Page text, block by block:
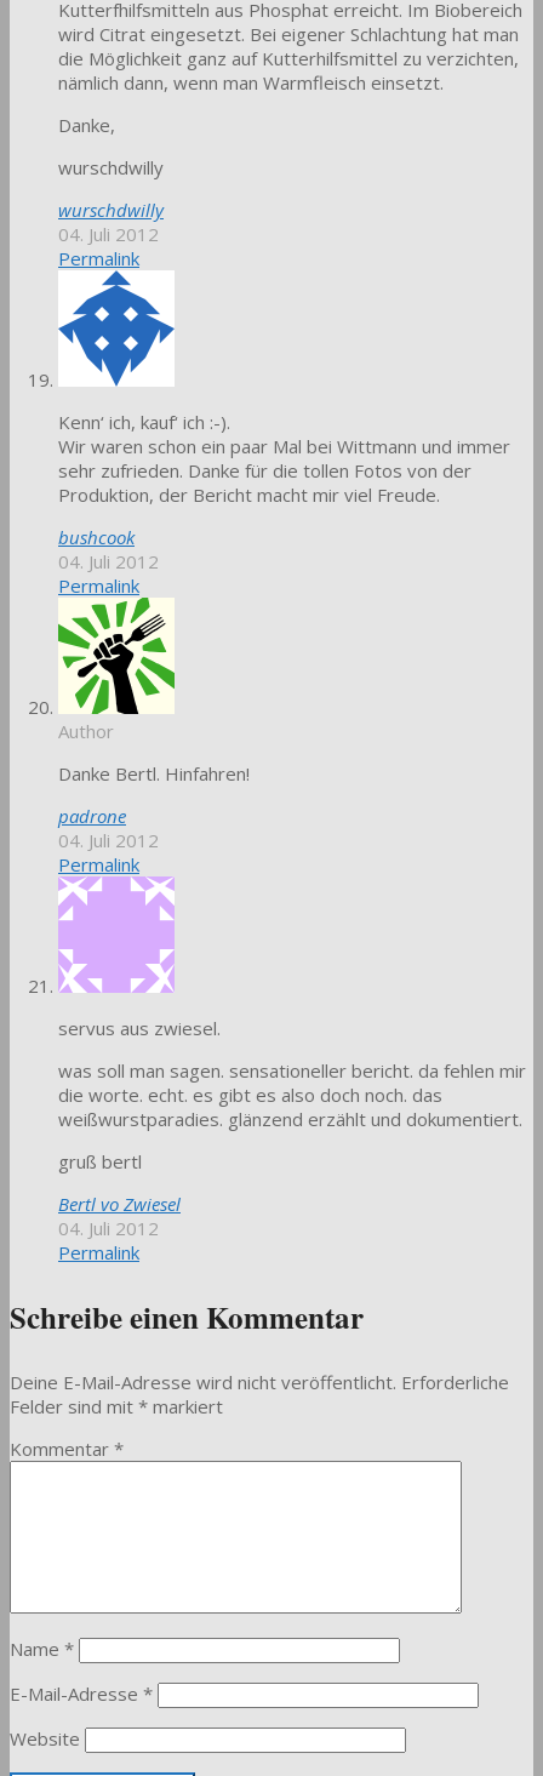
Kutterfhilfsmitteln aus Phosphat erreicht. Im Biobereich
wird Citrat eingesetzt. Bei eigener Schlachtung hat man
die Möglichkeit ganz auf Kutterhilfsmittel zu verzichten,
nämlich dann, wenn man Warmfleisch einsetzt.
Danke,
wurschdwilly
wurschdwilly
04. Juli 2012
Permalink
Kenn‘ ich, kauf‘ ich :-).
Wir waren schon ein paar Mal bei Wittmann und immer
sehr zufrieden. Danke für die tollen Fotos von der
Produktion, der Bericht macht mir viel Freude.
bushcook
04. Juli 2012
Permalink
Author
Danke Bertl. Hinfahren!
padrone
04. Juli 2012
Permalink
servus aus zwiesel.
was soll man sagen. sensationeller bericht. da fehlen mir
die worte. echt. es gibt es also doch noch. das
weißwurstparadies. glänzend erzählt und dokumentiert.
gruß bertl
Bertl vo Zwiesel
04. Juli 2012
Permalink
Schreibe einen Kommentar
Deine E-Mail-Adresse wird nicht veröffentlicht. Erforderliche
Felder sind mit * markiert
Kommentar *
Name *
E-Mail-Adresse *
Website